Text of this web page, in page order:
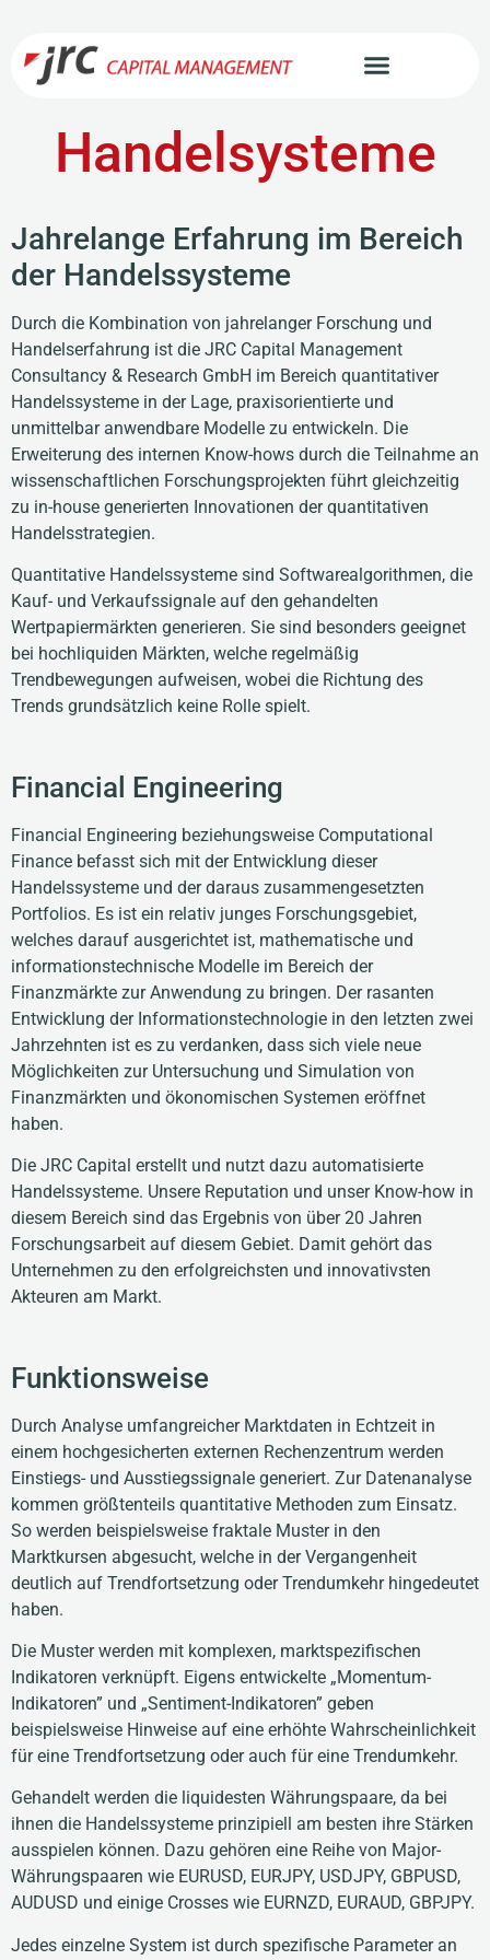
Handelsysteme
Jahrelange Erfahrung im Bereich
der Handelssysteme
Durch die Kombination von jahrelanger Forschung und
Handelserfahrung ist die JRC Capital Management
Consultancy & Research GmbH im Bereich quantitativer
Handelssysteme in der Lage, praxisorientierte und
unmittelbar anwendbare Modelle zu entwickeln. Die
Erweiterung des internen Know-hows durch die Teilnahme an
wissenschaftlichen Forschungsprojekten führt gleichzeitig
zu in-house generierten Innovationen der quantitativen
Handelsstrategien.
Quantitative Handelssysteme sind Softwarealgorithmen, die
Kauf- und Verkaufssignale auf den gehandelten
Wertpapiermärkten generieren. Sie sind besonders geeignet
bei hochliquiden Märkten, welche regelmäßig
Trendbewegungen aufweisen, wobei die Richtung des
Trends grundsätzlich keine Rolle spielt.
Financial Engineering
Financial Engineering beziehungsweise Computational
Finance befasst sich mit der Entwicklung dieser
Handelssysteme und der daraus zusammengesetzten
Portfolios. Es ist ein relativ junges Forschungsgebiet,
welches darauf ausgerichtet ist, mathematische und
informationstechnische Modelle im Bereich der
Finanzmärkte zur Anwendung zu bringen. Der rasanten
Entwicklung der Informationstechnologie in den letzten zwei
Jahrzehnten ist es zu verdanken, dass sich viele neue
Möglichkeiten zur Untersuchung und Simulation von
Finanzmärkten und ökonomischen Systemen eröffnet
haben.
Die JRC Capital erstellt und nutzt dazu automatisierte
Handelssysteme. Unsere Reputation und unser Know-how in
diesem Bereich sind das Ergebnis von über 20 Jahren
Forschungsarbeit auf diesem Gebiet. Damit gehört das
Unternehmen zu den erfolgreichsten und innovativsten
Akteuren am Markt.
Funktionsweise
Durch Analyse umfangreicher Marktdaten in Echtzeit in
einem hochgesicherten externen Rechenzentrum werden
Einstiegs- und Ausstiegssignale generiert. Zur Datenanalyse
kommen größtenteils quantitative Methoden zum Einsatz.
So werden beispielsweise fraktale Muster in den
Marktkursen abgesucht, welche in der Vergangenheit
deutlich auf Trendfortsetzung oder Trendumkehr hingedeutet
haben.
Die Muster werden mit komplexen, marktspezifischen
Indikatoren verknüpft. Eigens entwickelte „Momentum-
Indikatoren” und „Sentiment-Indikatoren” geben
beispielsweise Hinweise auf eine erhöhte Wahrscheinlichkeit
für eine Trendfortsetzung oder auch für eine Trendumkehr.
Gehandelt werden die liquidesten Währungspaare, da bei
ihnen die Handelssysteme prinzipiell am besten ihre Stärken
ausspielen können. Dazu gehören eine Reihe von Major-
Währungspaaren wie EURUSD, EURJPY, USDJPY, GBPUSD,
AUDUSD und einige Crosses wie EURNZD, EURAUD, GBPJPY.
Jedes einzelne System ist durch spezifische Parameter an